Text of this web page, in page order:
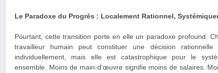
Le Paradoxe du Progrès : Localement Rationnel,
Pourtant, cette transition porte en elle un paradoxe profound.
travailleur humain peut constituer une décision
individuellement, mais elle est catastrophique pour le
ensemble. Moins de main-d'œuvre signifie moins de salaires.